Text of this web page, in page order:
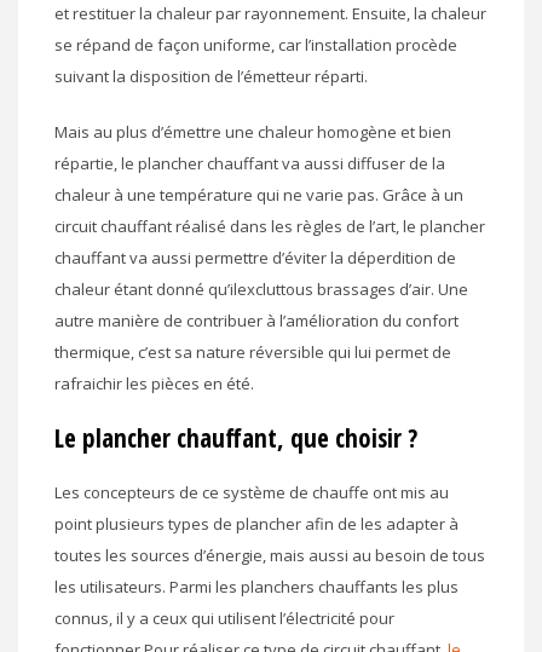
et restituer la chaleur par rayonnement. Ensuite, la chaleur
se répand de façon uniforme, car l’installation procède
suivant la disposition de l’émetteur réparti.
Mais au plus d’émettre une chaleur homogène et bien
répartie, le plancher chauffant va aussi diffuser de la
chaleur à une température qui ne varie pas. Grâce à un
circuit chauffant réalisé dans les règles de l’art, le plancher
chauffant va aussi permettre d’éviter la déperdition de
chaleur étant donné qu’ilexcluttous brassages d’air. Une
autre manière de contribuer à l’amélioration du confort
thermique, c’est sa nature réversible qui lui permet de
rafraichir les pièces en été.
Le plancher chauffant, que choisir ?
Les concepteurs de ce système de chauffe ont mis au
point plusieurs types de plancher afin de les adapter à
toutes les sources d’énergie, mais aussi au besoin de tous
les utilisateurs. Parmi les planchers chauffants les plus
connus, il y a ceux qui utilisent l’électricité pour